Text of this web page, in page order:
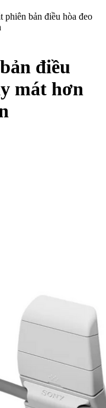
phiên bản điều hòa đeo
điều
mát hơn